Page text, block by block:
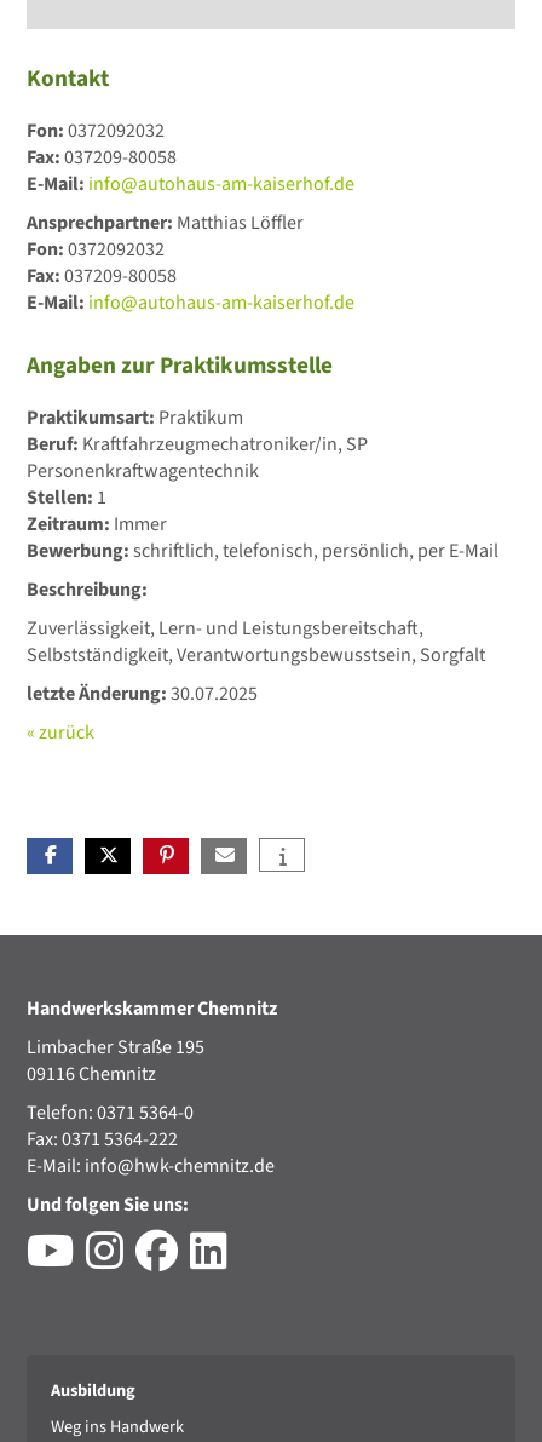
Kontakt
Fon:0372092032
Fax:037209-80058
E-Mail: info@autohaus-am-kaiserhof.de
Ansprechpartner: Matthias Löffler
Fon:0372092032
Fax:037209-80058
E-Mail: info@autohaus-am-kaiserhof.de
Angaben zur Praktikumsstelle
Praktikumsart: Praktikum
Beruf: Kraftfahrzeugmechatroniker/in, SP
Personenkraftwagentechnik
Stellen: 1
Zeitraum: Immer
Bewerbung:schriftlich, telefonisch, persönlich, per E-Mail
Beschreibung:
Zuverlässigkeit, Lern- und Leistungsbereitschaft,
Selbstständigkeit, Verantwortungsbewusstsein, Sorgfalt
letzte Änderung:30.07.2025
« zurück
Handwerkskammer Chemnitz
Limbacher Straße 195
09116 Chemnitz
Telefon: 0371 5364-0
Fax: 0371 5364-222
E-Mail: info@hwk-chemnitz.de
Und folgen Sie uns:
Ausbildung
Weg ins Handwerk